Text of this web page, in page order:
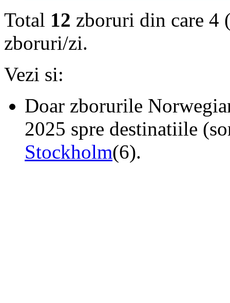
Total 12 zboruri din care 4
zboruri/zi.
Vezi si:
Doar zborurile
2025 spre destinatiile
Stockholm(6).